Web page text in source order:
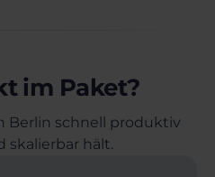
im Paket?
Berlin schnell produktiv
skalierbar hält.